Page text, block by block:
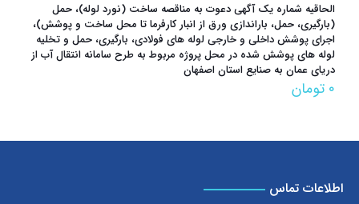
الحاقیه شماره یک آگهی دعوت به مناقصه ساخت (نورد لوله)، حمل
(بارگیری، حمل، باراندازی ورق از انبار کارفرما تا محل ساخت و پوشش)،
اجرای پوشش داخلی و خارجی لوله های فولادی، بارگیری، حمل و تخلیه
لوله های پوشش شده در محل پروژه مربوط به طرح سامانه انتقال آب از
دریای عمان به صنایع استان اصفهان
۰ تومان
اطلاعات تماس